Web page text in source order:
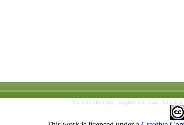
Persian site map - English site map - Created